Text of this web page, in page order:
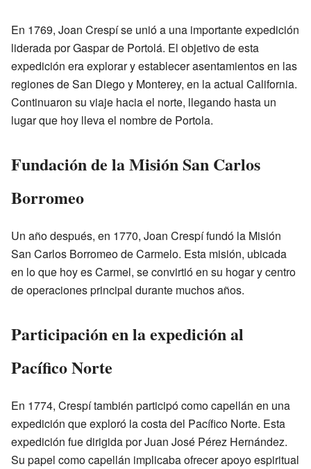
En 1769, Joan Crespí se unió a una importante expedición
liderada por Gaspar de Portolá. El objetivo de esta
expedición era explorar y establecer asentamientos en las
regiones de San Diego y Monterey, en la actual California.
Continuaron su viaje hacia el norte, llegando hasta un
lugar que hoy lleva el nombre de Portola.
Fundación de la Misión San Carlos
Borromeo
Un año después, en 1770, Joan Crespí fundó la Misión
San Carlos Borromeo de Carmelo. Esta misión, ubicada
en lo que hoy es Carmel, se convirtió en su hogar y centro
de operaciones principal durante muchos años.
Participación en la expedición al
Pacífico Norte
En 1774, Crespí también participó como capellán en una
expedición que exploró la costa del Pacífico Norte. Esta
expedición fue dirigida por Juan José Pérez Hernández.
Su papel como capellán implicaba ofrecer apoyo espiritual